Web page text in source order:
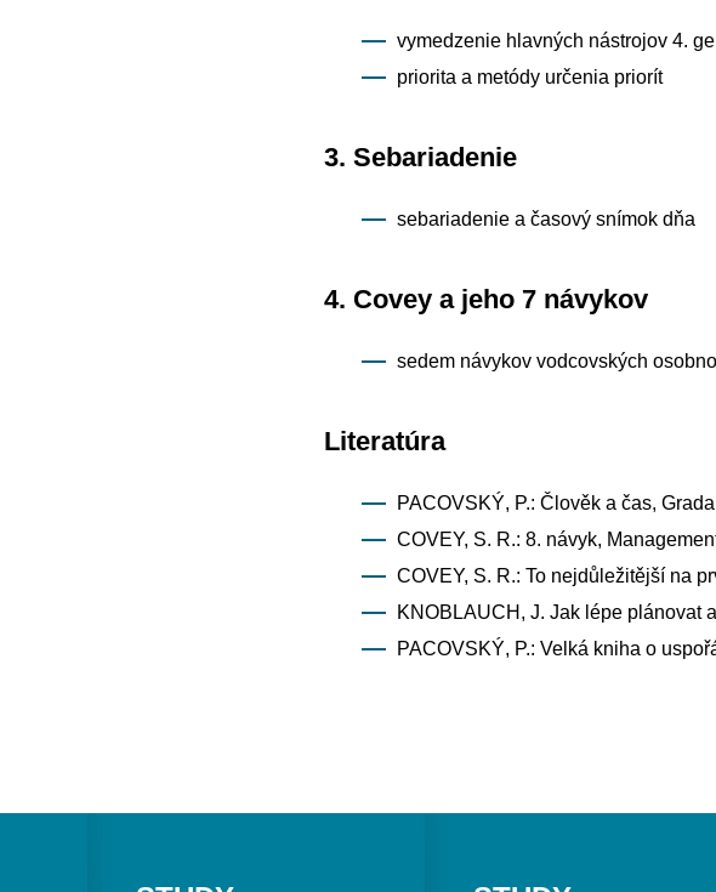
vymedzenie hlavných nástrojov 4.
priorita a metódy určenia priorít
3. Sebariadenie
sebariadenie a časový snímok dňa
4. Covey a jeho 7 návykov
sedem návykov vodcovských
Literatúra
PACOVSKÝ, P.: Člověk a čas, Grada
COVEY, S. R.: 8. návyk,
COVEY, S. R.: To nejdůležitější na
KNOBLAUCH, J. Jak lépe plánovat
PACOVSKÝ, P.: Velká kniha o